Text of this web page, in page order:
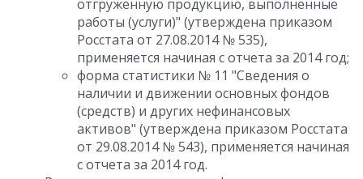
отгруженную продукцию, выполненные
работы (услуги)" (утверждена приказом
Росстата от 27.08.2014 № 535),
применяется начиная с отчета за 2014 год;
форма статистики № 11 "Сведения о
наличии и движении основных фондов
(средств) и других нефинансовых
активов" (утверждена приказом Росстата
от 29.08.2014 № 543), применяется начиная
с отчета за 2014 год.